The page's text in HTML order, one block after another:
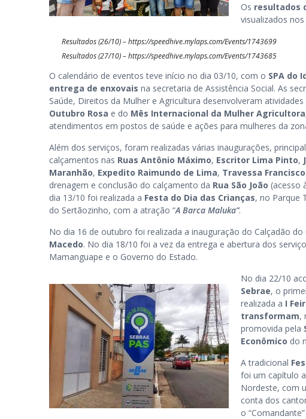
Os resultados
visualizados
Resultados (26/10) –https://speedhive.mylaps.com/Events/1743699
Resultados (27/10) –https://speedhive.mylaps.com/Events/1743685
O calendário de eventos teve início no dia 03/10, com o SPA do
entrega de enxovais na secretaria de Assistência Social. As
Saúde, Direitos da Mulher e Agricultura desenvolveram
Outubro Rosa e do Mês Internacional da Mulher Agricultora
atendimentos em postos de saúde e ações para mulheres da
Além dos serviços, foram realizadas várias inaugurações,
calçamentos nas Ruas Antônio Máximo, Escritor Lima Pinto,
Maranhão, Expedito Raimundo de Lima, Travessa
drenagem e conclusão do calçamento da Rua São João (acesso
dia 13/10 foi realizada a Festa do Dia das Crianças, no Parque
do Sertãozinho, com a atração “A Barca Maluka”.
No dia 16 de outubro foi realizada a inauguração do Calçadão
Macedo. No dia 18/10 foi a vez da entrega e abertura dos
Mamanguape e o Governo do Estado.
No dia 22/10
Sebrae, o
realizada a I
transformam,
promovida pela
Econômico do
A tradicional
foi um capítulo
Nordeste, com
conta dos
o “Comandante”